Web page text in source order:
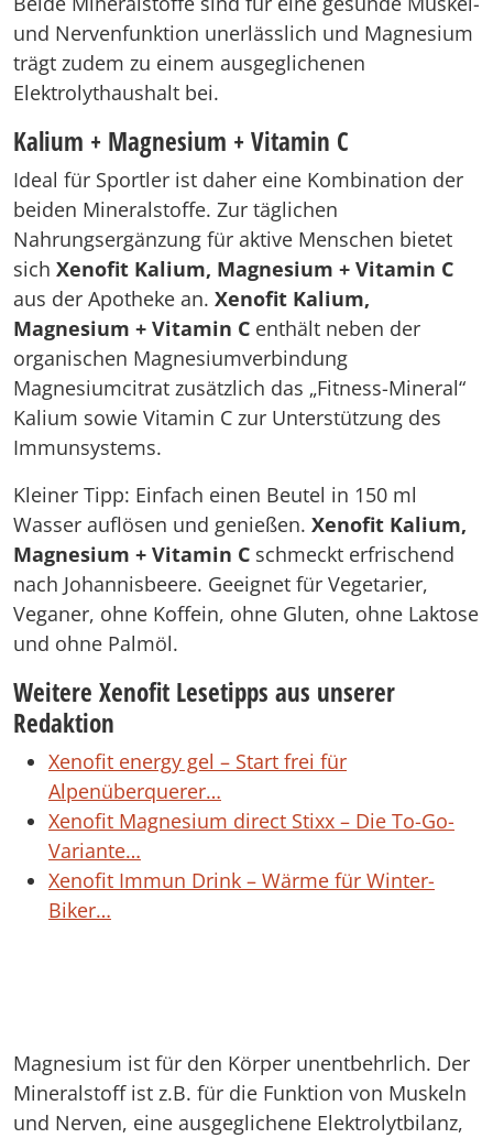
und Nervenfunktion unerlässlich und Magnesium
trägt zudem zu einem ausgeglichenen
Elektrolythaushalt bei.
Kalium + Magnesium + Vitamin C
Ideal für Sportler ist daher eine Kombination der
beiden Mineralstoffe. Zur täglichen
Nahrungsergänzung für aktive Menschen bietet
sich Xenofit Kalium, Magnesium + Vitamin C
aus der Apotheke an. Xenofit Kalium,
Magnesium + Vitamin C enthält neben der
organischen Magnesiumverbindung
Magnesiumcitrat zusätzlich das „Fitness-Mineral“
Kalium sowie Vitamin C zur Unterstützung des
Immunsystems.
Kleiner Tipp: Einfach einen Beutel in 150 ml
Wasser auflösen und genießen. Xenofit Kalium,
Magnesium + Vitamin C schmeckt erfrischend
nach Johannisbeere. Geeignet für Vegetarier,
Veganer, ohne Koffein, ohne Gluten, ohne Laktose
und ohne Palmöl.
Weitere Xenofit Lesetipps aus unserer
Redaktion
Xenofit energy gel – Start frei für
Alpenüberquerer…
Xenofit Magnesium direct Stixx – Die To-Go-
Variante…
Xenofit Immun Drink – Wärme für Winter-
Biker…
Magnesium ist für den Körper unentbehrlich. Der
Mineralstoff ist z.B. für die Funktion von Muskeln
und Nerven, eine ausgeglichene Elektrolytbilanz,